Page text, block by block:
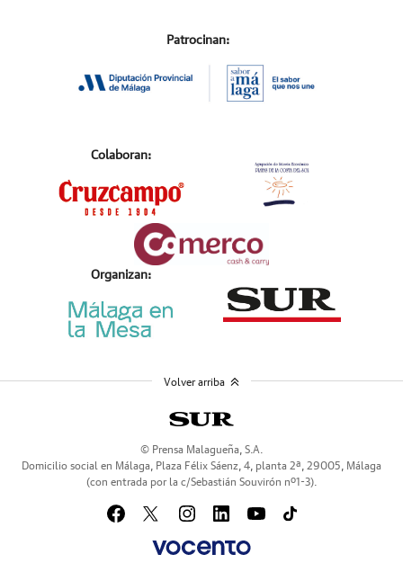
Patrocinan:
Colaboran:
Organizan:
© Prensa Malagueña, S.A.
Domicilio social en Málaga, Plaza Félix Sáenz, 4, planta 2ª, 29005, Málaga
(con entrada por la c/Sebastián Souvirón nº1-3).
Volver arriba